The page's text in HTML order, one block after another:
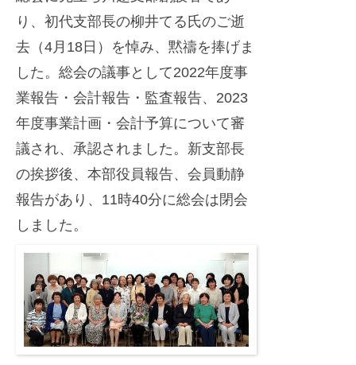
り、初代支部長の柳井てる氏のご逝
去（4月18日）を悼み、黙禱を捧げま
した。総会の議事として2022年度事
業報告・会計報告・監査報告、2023
年度事業計画・会計予算について審
議され、承認されました。新支部長
の挨拶後、本部役員報告、会員動静
報告があり、11時40分に総会は閉会
しました。